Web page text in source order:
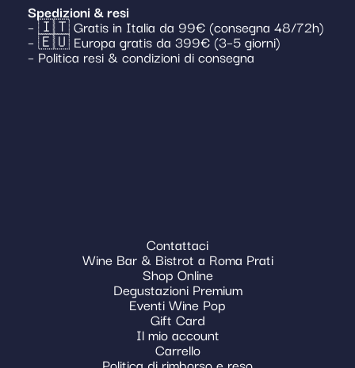
Spedizioni & resi
– 🇮🇹 Gratis in Italia da 99€ (consegna 48/72h)
– 🇪🇺 Europa gratis da 399€ (3–5 giorni)
– Politica resi & condizioni di consegna
Contattaci
Wine Bar & Bistrot a Roma Prati
Shop Online
Degustazioni Premium
Eventi Wine Pop
Gift Card
Il mio account
Carrello